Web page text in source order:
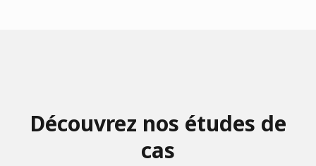
Découvrez nos études de
cas